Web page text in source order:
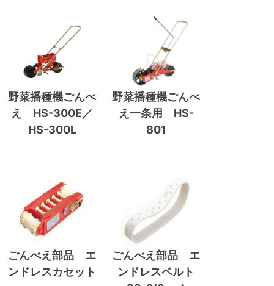
野菜播種機ごんべ
え HS-300E／
HS-300L
野菜播種機ごんべ
え一条用 HS-
801
ごんべえ部品 エ
ンドレスカセット
ごんべえ部品 エ
ンドレスベルト